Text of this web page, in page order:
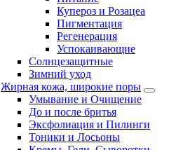
Купероз и Розацеа
Пигментация
Регенерация
Успокаивающие
Солнцезащитные
Зимний уход
Жирная кожа, широкие поры
Умывание и Очищение
До и после бритья
Эксфолиация и Пилинги
Тоники и Лосьоны